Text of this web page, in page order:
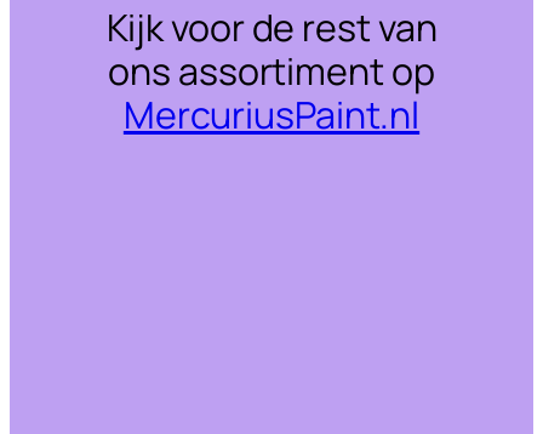
Kijk voor de rest van
ons assortiment op
MercuriusPaint.nl